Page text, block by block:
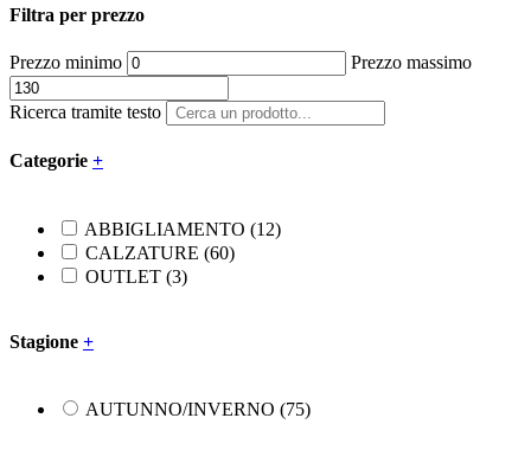
Filtra per prezzo
Prezzo minimo Prezzo massimo
Ricerca tramite testo
Categorie +
ABBIGLIAMENTO (12)
CALZATURE (60)
OUTLET (3)
Stagione +
AUTUNNO/INVERNO (75)